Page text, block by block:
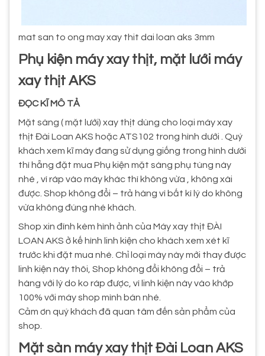
mat san to ong may xay thit dai loan aks 3mm
Phụ kiện máy xay thịt, mặt lưới máy
xay thịt AKS
ĐỌC KĨ MÔ TẢ
Mặt sàng ( mặt lưới) xay thịt dùng cho loại máy xay
thịt Đài Loan AKS hoặc ATS102 trong hình dưới . Quý
khách xem kĩ máy đang sử dụng giống trong hình dưới
thì hẵng đặt mua Phụ kiện mặt sàng phụ tùng này
nhé , vì ráp vào máy khác thì không vừa , không xài
được. Shop không đổi – trả hàng vì bất kì lý do không
vừa không đúng nhé khách.
Shop xin đính kèm hình ảnh của Máy xay thịt ĐÀI
LOAN AKS ở kế hình linh kiện cho khách xem xét kĩ
trước khi đặt mua nhé. Chỉ loại máy này mới thay được
linh kiện này thôi, Shop không đổi không đổi – trả
hàng với lý do ko ráp được, vì linh kiện này vào khớp
100% với máy shop mình bán nhé.
Cảm ơn quý khách đã quan tâm đến sản phẩm của
shop.
Mặt sàn máy xay thịt Đài Loan AKS